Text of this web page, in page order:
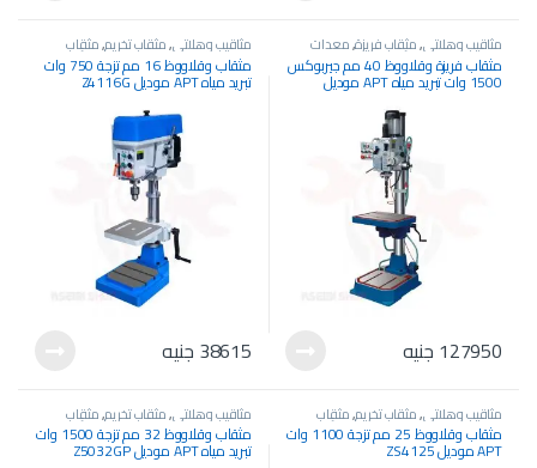
مثاقيب وهلاتي,مثقاب فريزة,معدات
كهربائية,معدات وآلات صناعيةمثقاب فريزة وقلاووظ 40 مم جيربوكس
1500 وات تبريد مياه APT موديل
ZS40BPS
127950 جنيه
مثاقيب وهلاتي,مثقاب تخريم,مثقاب
فريزة,معدات كهربائية,معدات وآلات
صناعية مثقاب وقلاووظ 16 مم تزجة 750 وات
تبريد مياه APT موديل Z4116G
38615 جنيه
مثاقيب وهلاتي,مثقاب تخريم,مثقاب
فريزة,معدات كهربائية,معدات وآلات
صناعية مثقاب وقلاووظ 25 مم تزجة 1100 وات
APT موديل ZS4125
مثاقيب وهلاتي,مثقاب تخريم,مثقاب
فريزة,معدات كهربائية,معدات وآلات
صناعية مثقاب وقلاووظ 32 مم تزجة 1500 وات
تبريد مياه APT موديل Z5032GP